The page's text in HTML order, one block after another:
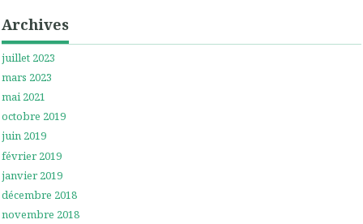
Archives
juillet 2023
mars 2023
mai 2021
octobre 2019
juin 2019
février 2019
janvier 2019
décembre 2018
novembre 2018